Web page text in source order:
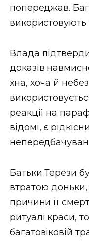
попереджав.
Влада
доказів
хна, хоча й
реакції на
відомі, є
Батьки Терези
втратою
причини її
ритуалі краси,
багатовіковій